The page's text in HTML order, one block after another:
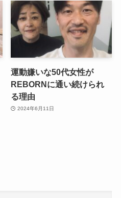
運動嫌いな50代女性が
REBORNに通い続けられ
る理由
2024年6月11日